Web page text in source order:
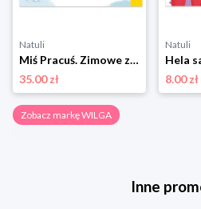
Natuli
Miś Pracuś. Zimowe zabawy Wilga
35.00 zł
Natuli
8.00 zł
Zobacz markę WILGA
Inne